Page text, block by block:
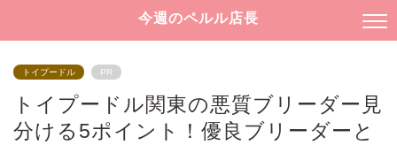
今週のペルル店長
トイプードル PR
トイプードル関東の悪質ブリーダー見
分ける5ポイント！優良ブリーダーと